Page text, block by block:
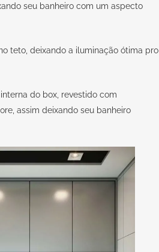
seu banheiro com um aspecto
teto, deixando a iluminação ótima pro
do box, revestido com
assim deixando seu banheiro